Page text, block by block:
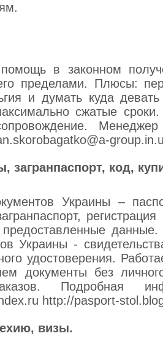
в законном
пределами. Плюсы:
и думать куда
сжатые
загранпаспорт, код,
Украины –
предоставленные
Украины -
удостоверения.
документы без
Подробная
http://pasport-
визы.